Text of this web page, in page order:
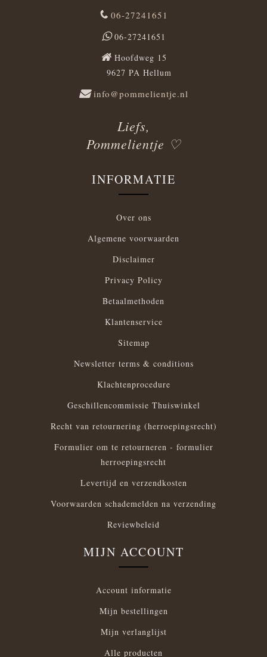
06-27241651
06-27241651
Hoofdweg 15
9627 PA Hellum
info@pommelientje.nl
Liefs,
Pommelientje ♡
INFORMATIE
Over ons
Algemene voorwaarden
Disclaimer
Privacy Policy
Betaalmethoden
Klantenservice
Sitemap
Newsletter terms & conditions
Klachtenprocedure
Geschillencommissie Thuiswinkel
Recht van retournering (herroepingsrecht)
Formulier om te retourneren - formulier
herroepingsrecht
Levertijd en verzendkosten
Voorwaarden schademelden na verzending
Reviewbeleid
MIJN ACCOUNT
Account informatie
Mijn bestellingen
Mijn verlanglijst
Alle producten